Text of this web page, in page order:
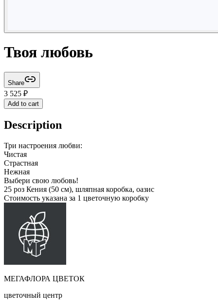
Твоя любовь
Share
3 525 ₽
Add to cart
Description
Три настроения любви:
Чистая
Страстная
Нежная
Выбери свою любовь!
25 роз Кения (50 см), шляпная коробка, оазис
Стоимость указана за 1 цветочную коробку
МЕГАФЛОРА ЦВЕТОК
цветочный центр